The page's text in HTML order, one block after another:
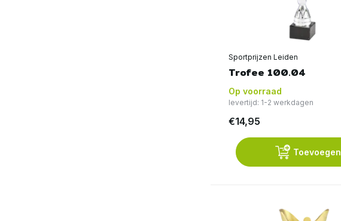
Sportprijzen Leiden
Trofee 100.04
Op voorraad
levertijd: 1-2 werkdagen
€14,95
Toevoegen